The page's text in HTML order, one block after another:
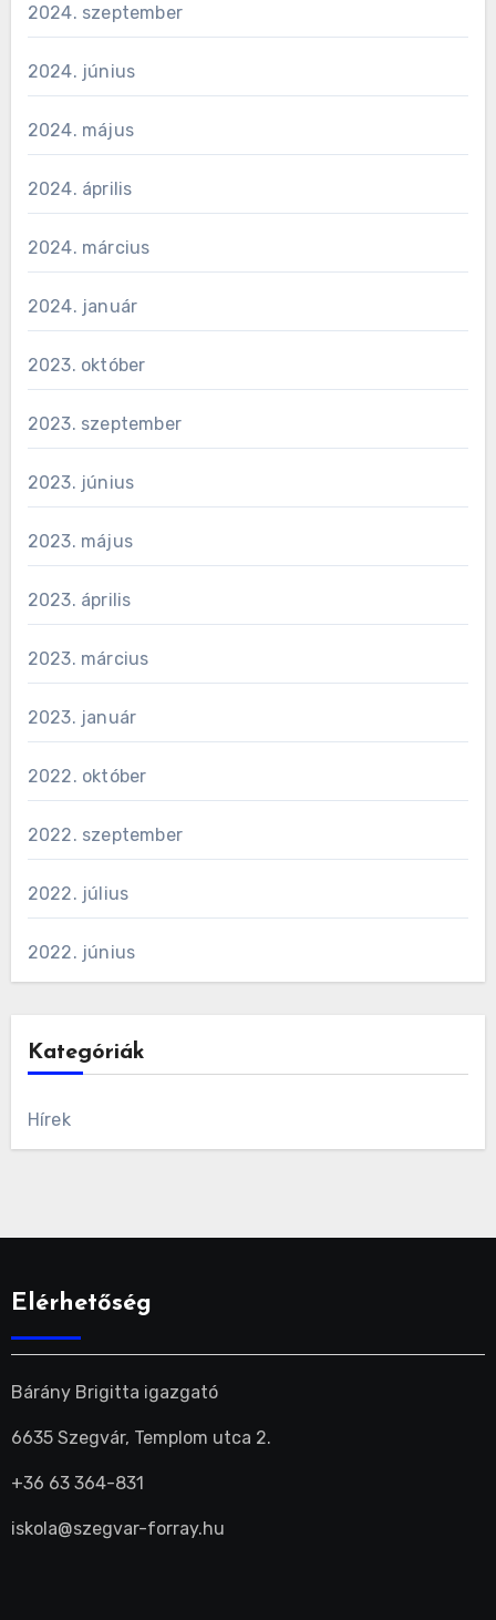
2024. szeptember
2024. június
2024. május
2024. április
2024. március
2024. január
2023. október
2023. szeptember
2023. június
2023. május
2023. április
2023. március
2023. január
2022. október
2022. szeptember
2022. július
2022. június
Kategóriák
Hírek
Elérhetőség
Bárány Brigitta igazgató
6635 Szegvár, Templom utca 2.
+36 63 364-831
iskola@szegvar-forray.hu